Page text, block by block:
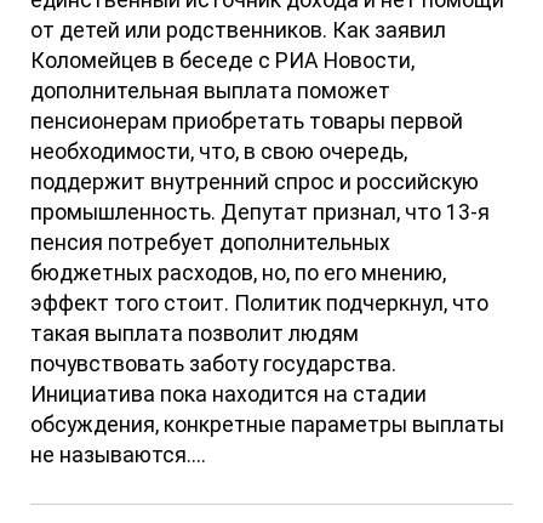
от детей или родственников. Как заявил
Коломейцев в беседе с РИА Новости,
дополнительная выплата поможет
пенсионерам приобретать товары первой
необходимости, что, в свою очередь,
поддержит внутренний спрос и российскую
промышленность. Депутат признал, что 13-я
пенсия потребует дополнительных
бюджетных расходов, но, по его мнению,
эффект того стоит. Политик подчеркнул, что
такая выплата позволит людям
почувствовать заботу государства.
Инициатива пока находится на стадии
обсуждения, конкретные параметры выплаты
не называются....